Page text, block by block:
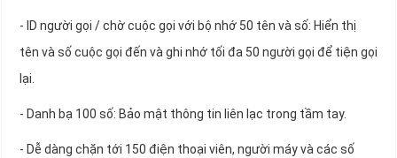
- ID người gọi / chờ cuộc gọi với bộ nhớ 50 tên và số: Hiển thị
tên và số cuộc gọi đến và ghi nhớ tối đa 50 người gọi để tiện gọi
lại.
- Danh bạ 100 số: Bảo mật thông tin liên lạc trong tầm tay.
- Dễ dàng chặn tới 150 điện thoại viên, người máy và các số